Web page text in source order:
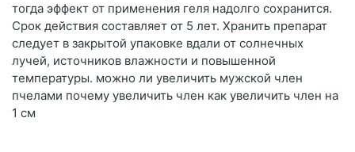
тогда эффект от применения геля надолго сохранится.
Срок действия составляет от 5 лет. Хранить препарат
следует в закрытой упаковке вдали от солнечных
лучей, источников влажности и повышенной
температуры. можно ли увеличить мужской член
пчелами почему увеличить член как увеличить член на
1 см